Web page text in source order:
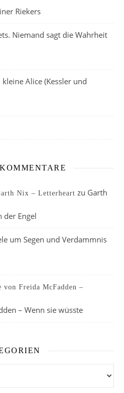
Riekers
Niemand sagt die Wahrheit
Alice (Kessler und
Nix – Letterheart zu Garth
der Engel
um Segen und Verdammnis
von Freida McFadden –
– Wenn sie wüsste